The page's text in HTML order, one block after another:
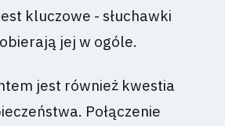
kluczowe - słuchawki
jej w ogóle.
jest również kwestia
Połączenie